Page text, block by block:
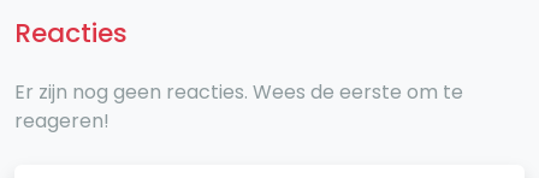
Reacties
Er zijn nog geen reacties. Wees de eerste om te
reageren!